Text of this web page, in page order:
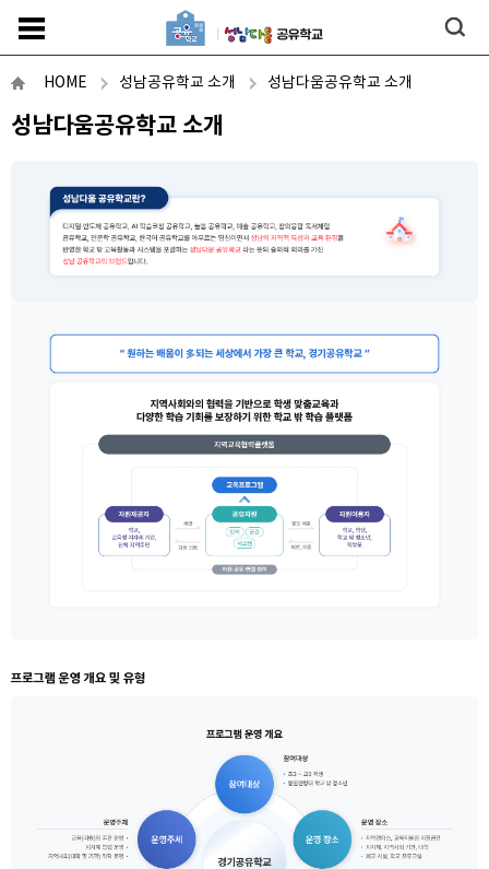
HOME 성남공유학교 소개 성남다움공유학교 소개
성남다움공유학교 소개